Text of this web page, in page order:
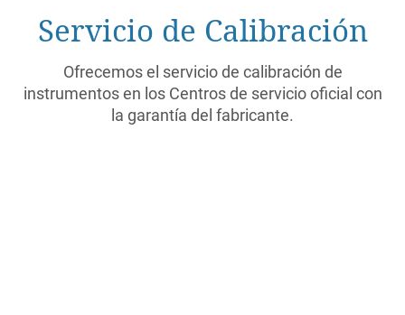
Servicio de Calibración
Ofrecemos el servicio de calibración de
instrumentos en los Centros de servicio oficial con
la garantía del fabricante.